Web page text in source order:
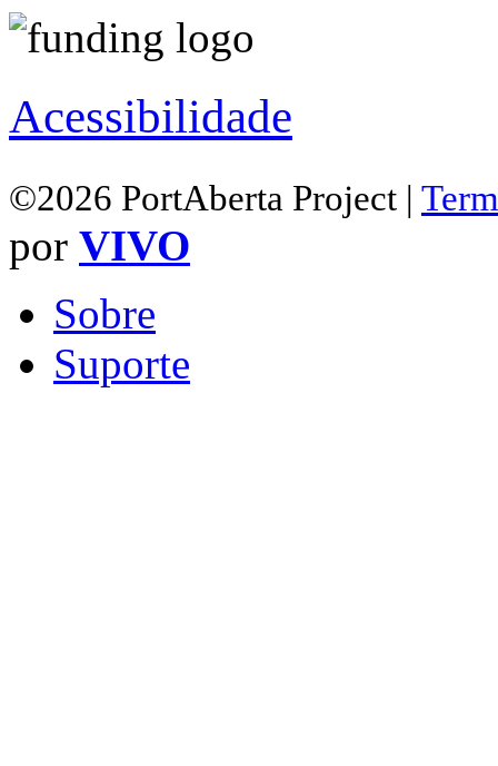
Acessibilidade
©2026 PortAberta Project |
por VIVO
Sobre
Suporte